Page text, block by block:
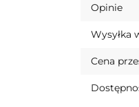
Opinie
Wysyłka
Cena